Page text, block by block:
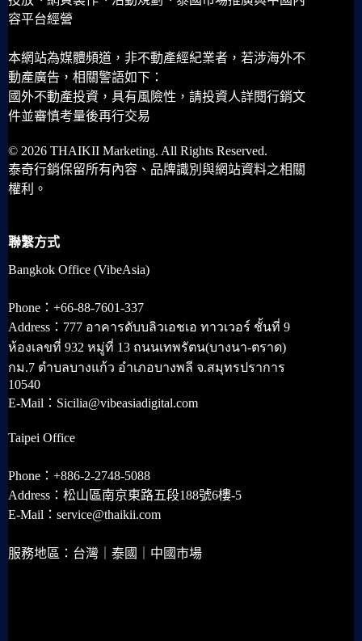
容平台經營
本網站為媒體頻道，非不動產經紀業者，若涉海外不
動產廣告，相關警語如下：
國外不動產投資，具有風險性，請投資人詳閱行銷文
件並審慎考量後再行交易
© 2026 THAIKII Marketing. All Rights Reserved.
泰奇行銷保留所有內容、品牌識別與網站資料之相關
權利。
聯繫方式
Bangkok Office (VibeAsia)
Phone：+66-88-7601-337
Address：777 อาคารดับบลิวเอชเอ ทาวเวอร์ ชั้นที่ 9
ห้องเลขที่ 932 หมู่ที่ 13 ถนนเทพรัตน(บางนา-ตราด)
กม.7 ตำบลบางแก้ว อำเภอบางพลี จ.สมุทรปราการ
10540
E-Mail：Sicilia@vibeasiadigital.com
Taipei Office
Phone：+886-2-2748-5088
Address：松山區南京東路五段188號6樓-5
E-Mail：service@thaikii.com
服務地區：台灣｜泰國｜中國市場